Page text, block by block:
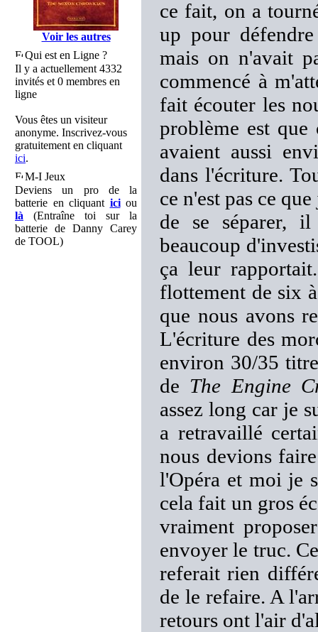
Voir les autres
Qui est en Ligne ?
Il y a actuellement 4332
invités et 0 membres en
ligne
Vous êtes un visiteur
anonyme. Inscrivez-vous
gratuitement en cliquant
ici.
M-I Jeux
Deviens un pro de la
batterie en cliquant iciou
là (Entraîne toi sur la
batterie de Danny Carey
de TOOL)
ce fait, on a
up pour
mais on n'avait
commencé à
fait écouter les
problème est
avaient aussi
dans l'écriture.
ce n'est pas ce
de se séparer,
beaucoup
ça leur
flottement de six
que nous avons
L'écriture des
environ 30/35
de The Engine
assez long car je
a retravaillé
nous devions
l'Opéra et moi je
cela fait un gros
vraiment
envoyer le truc.
referait rien
de le refaire. A
retours ont l'air